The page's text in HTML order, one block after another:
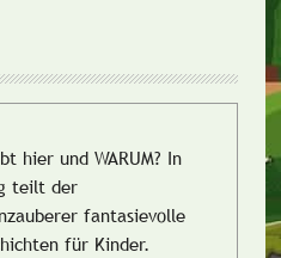
hier und WARUM? In
teilt der
fantasievolle
für Kinder.